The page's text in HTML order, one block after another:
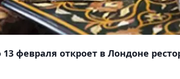
13 февраля откроет в Лондоне